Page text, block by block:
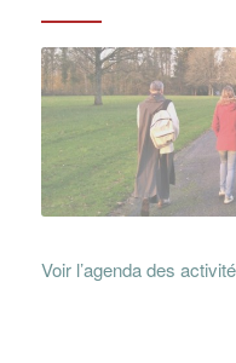
Voir l’agenda des